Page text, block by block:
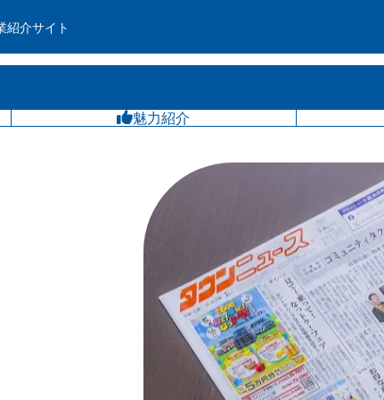
紹介サイト
魅力紹介